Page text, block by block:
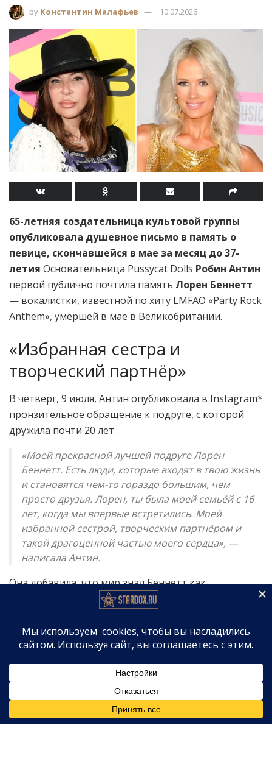
by Константин Малафьев 10.07.2026
65-летняя создательница культовой группы
опубликовала душевное письмо в память о
певице, скончавшейся в мае за месяц до 37-
летия Основательница Pussycat Dolls Робин Антин
первой публично почтила память Лорен Беннетт
— вокалистки, известной по хиту LMFAO «Party Rock
Anthem», умершей в мае в Великобритании.
«Избранная сестра и
творческий партнёр»
В четверг, 9 июля, Антин опубликовала в Instagram*
пронзительное обращение к подруге, с которой
дружила почти 20 лет.
«Моей прекрасной лучшей подруге Лорен
Беннетт. Есть люди, которые входят в твою жизнь
и становятся чем-то гораздо большим, чем
просто друзья. Лорен, ты была моей семьёй с 16
лет, когда мы впервые встретились. Моей
избранной сестрой, творческим партнёром и
такой драгоценной частью моего сердца», —
написала Антин.
Она добавила, что мир знал Беннетт как
невероятно талантливую артистку, но ей повезло
«Ты была чудесно смешной, восхитительно
глупой, бесконечно заботливой, яростно
преданной и той подругой, которая заставляла
смех был заразительным, твоя улыбка могла
осветить любую комнату, а твоё сердце было
таким же прекрасным, как твоя красота и голос»,